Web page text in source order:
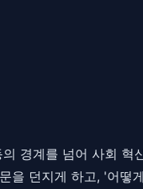
경계를 넘어 사회 혁
던지게 하고, '어떻